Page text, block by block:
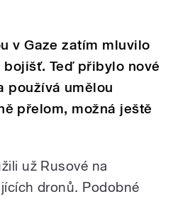
v Gaze zatím mluvilo
Teď přibylo nové
používá umělou
přelom, možná ještě
už Rusové na
dronů. Podobné